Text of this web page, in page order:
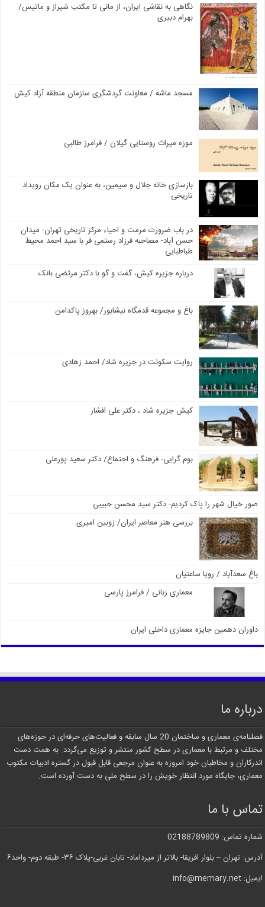
نگاهی به نقاشی ایران، از مانی تا مکتب شیراز و ماتیس/
بهرام دبیری
مسجد ماشه / معاونت گردشگری سازمان منطقه آزاد کیش
موزه میراث روستایی گیلان / فرامرز طالبی
بازسازی خانه جلال و سیمین، به عنوان یک مکان رویداد
تاریخی
در باب ضرورت مرمت و احیاء مرکز تاریخی تهران- میدان
حسن آباد- مصاحبه فرزاد رستمی فر با سید احمد محیط
طباطبایی
درباره جزیره کیش، گفت و گو با دکتر مرتضی بانک
باغ و مجموعه قدمگاه نیشابور/ بهروز پاکدامن
روایت سکونت در جزیره شاد/ احمد زهادی
کیش جزیره شاد ، دکتر علی افشار
بوم گرایی- فرهنگ و اجتماع/ دکتر سعید پورعلی
صور خیال شهر را پاک کردیم- دکتر سید محسن حبیبی
بررسی هنر معاصر ایران/ زوبین امیری
باغ سعدآباد / رویا ساعتیان
معماری زبانی / فرامرز پارسی
داوران دهمین جایزه معماری داخلی ایران
درباره ما
فصلنامه‌ی معماری و ساختمان 20 سال سابقه و فعالیت‌های حرفه‌ای در حوزه‌های
مختلف و مرتبط با معماری در سطح کشور منتشر و توزیع می‌گردد. به همت دست
اندرکاران و مخاطبان خود امروزه به عنوان مرجعی قابل قبول در گستره ادبیات مکتوب
معماری، جایگاه مورد انتظار خویش را در سطح ملی به دست آورده است.
تماس با ما
شماره تماس: 02188789809
آدرس: تهران – بلوار افریقا- بالاتر از میرداماد- تابان غربی-پلاک ۳۶- طبقه دوم- واحد۶
ایمیل: info@memary.net